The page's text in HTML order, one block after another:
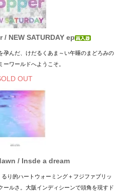
NEW SATURDAY ep
孕んだ、けだるくあま～い午睡のまどろみの
ーワールドへようこそ。
OUT
/ Insde a dream
るり的ハートウォーミング＋フジファブリッ
ールさ。大阪インディシーンで頭角を現すド